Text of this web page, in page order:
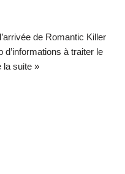
de Romantic Killer
à traiter le
la suite »